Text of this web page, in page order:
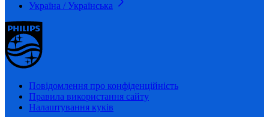
Україна / Українська
Повідомлення про конфіденційність
Правила використання сайту
Налаштування куків